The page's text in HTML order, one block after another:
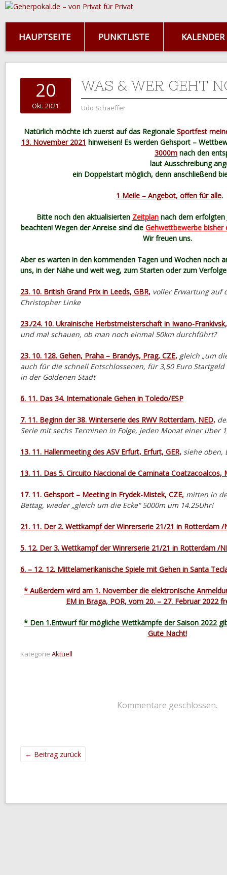
HAUPTSEITE PUNKTLISTE KALENDER
20
Okt. 2021
WAS & WER GEHT
Udo Schaeffer
Natürlich möchte ich zuerst auf das Regionale Sportfest
13. November 2021 hinweisen! Es werden Gehsport –
3000m nach den
laut Ausschreibung
ein Doppelstart möglich, denn anschließend
1 Meile – Angebot, offen für alle.
Bitte noch den aktualisierten Zeitplannach dem erfolgten
beachten! Wegen der Anreise sind die Gehwettbewerbe bisher
Wir freuen uns.
Aber es warten in den kommenden Tagen und Wochen noch
uns, in der Nähe und weit weg, zum Starten oder zum
23. 10. British Grand Prix in Leeds, GBR, voller Erwartung auf
Christopher Linke
23./24. 10. Ukrainische Herbstmeisterschaft in Iwano-
und mal schauen, ob man noch einmal 50km durchführt?
23. 10. 128. Gehen, Praha – Brandys, Prag, CZE, gleich „um
auch für die schnell Entschlossenen, für 3,50 Euro
in der Goldenen Stadt
6. 11. Das 34. Internationale Gehen in Toledo/ESP
7. 11. Beginn der 38. Winterserie des RWV Rotterdam, NED,
Serie mit sechs Terminen in Folge, jeden Monat einer über
13. 11. Hallenmeeting des ASV Erfurt, Erfurt, GER, siehe oben,
13. 11. Das 5. Circuito Naccional de Caminata Coatzacoalcos,
17. 11. Gehsport – Meeting in Frydek-Mistek, CZE, mitten in
Bettag, wieder „gleich um die Ecke“ 5000m um 14.25Uhr!
21. 11. Der 2. Wettkampf der Winrerserie 21/21 in Rotterdam /
5. 12. Der 3. Wettkampf der Winrerserie 21/21 in Rotterdam /
6. – 12. 12. Mittelamerikanische Spiele mit Gehen in Santa
* Außerdem wird am 1. November die elektronische
EM in Braga, POR, vom 20. – 27. Februar 2022
* Den 1.Entwurf für mögliche Wettkämpfe der Saison 2022
Gute Nacht!
Kategorie Aktuell
Kommentare geschlossen.
← Beitrag zurück